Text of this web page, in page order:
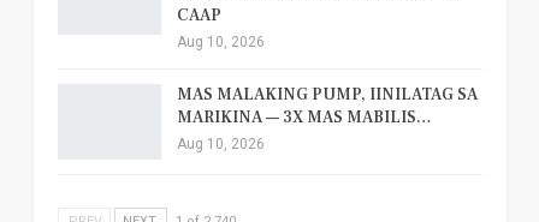
CAAP
Aug 10, 2026
MAS MALAKING PUMP, IINILATAG SA
MARIKINA — 3X MAS MABILIS…
Aug 10, 2026